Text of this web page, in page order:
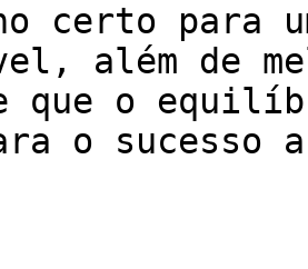
certo para
além de
que o
o sucesso